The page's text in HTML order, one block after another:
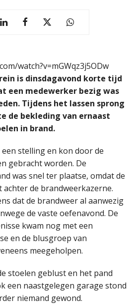
watch?v=mGWqz3j5ODw
is dinsdagavond korte tijd
een medewerker bezig was
Tijdens het lassen sprong
de bekleding van ernaast
in brand.
stelling en kon door de
gebracht worden. De
was snel ter plaatse, omdat de
de brandweerkazerne.
dat de brandweer al aanwezig
de vaste oefenavond. De
kwam nog met een
en de blusgroep van
meegeholpen.
stoelen geblust en het pand
een naastgelegen garage stond
niemand gewond.